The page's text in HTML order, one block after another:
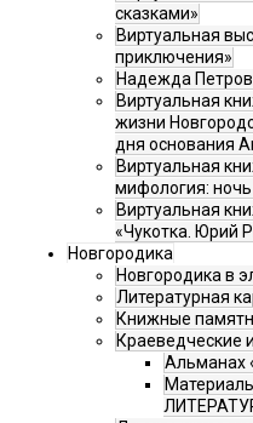
сказками»
Виртуальная
приключения»
Надежда
Виртуальная
жизни
дня основания
Виртуальная
мифология:
Виртуальная
«Чукотка. Юрий
Новгородика
Новгородика в
Литературная
Книжные
Краеведческие
Альманах